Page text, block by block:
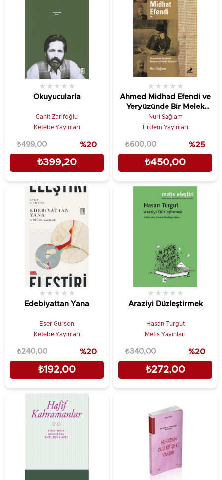
Okuyucularla
★ ★ ★ ★ ★
Cahit Zarifoğlu
Ketebe Yayınları
₺399,20
₺499,00 %20
Ahmed Midhad Efendi ve
Yeryüzünde Bir Melek
Rom. Yönelik Eleşt.
★ ★ ★ ★ ★
Nuri Sağlam
Erdem Yayınları
₺450,00
₺600,00 %25
Edebiyattan Yana
★ ★ ★ ★ ★
Eser Gürson
Ketebe Yayınları
₺192,00
₺240,00 %20
Araziyi Düzleştirmek
★ ★ ★ ★ ★
Hasan Turgut
Metis Yayınları
₺272,00
₺340,00 %20